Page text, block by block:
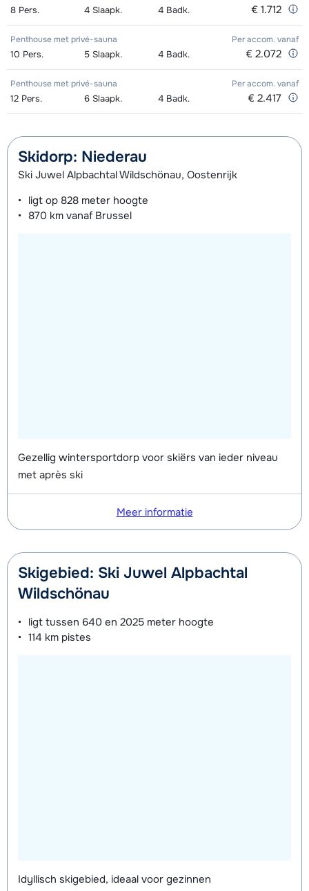
8 Pers. 4 Slaapk. 4 Badk. € 1.712
Penthouse met privé-sauna Per accom. vanaf
10 Pers. 5 Slaapk. 4 Badk. € 2.072
Penthouse met privé-sauna Per accom. vanaf
12 Pers. 6 Slaapk. 4 Badk. € 2.417
Skidorp: Niederau
Ski Juwel Alpbachtal Wildschönau, Oostenrijk
ligt op 828 meter hoogte
870 km vanaf Brussel
Gezellig wintersportdorp voor skiërs van ieder niveau
met après ski
Meer informatie
Skigebied: Ski Juwel Alpbachtal
Wildschönau
ligt tussen 640 en 2025 meter hoogte
114 km pistes
Idyllisch skigebied, ideaal voor gezinnen